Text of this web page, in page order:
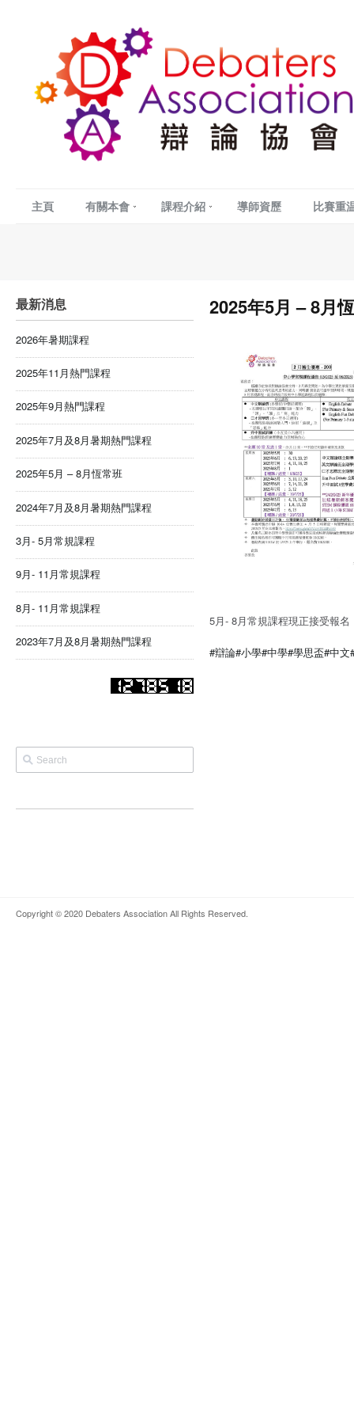
主頁 有關本會 課程介紹 導師資歷 比賽重
2025年5月 – 8月
5月- 8月常規課程現正接受報名
#辯論#小學#中學#學思盃#中文
最新消息
2026年暑期課程
2025年11月熱門課程
2025年9月熱門課程
2025年7月及8月暑期熱門課程
2025年5月 – 8月恆常班
2024年7月及8月暑期熱門課程
3月- 5月常規課程
9月- 11月常規課程
8月- 11月常規課程
2023年7月及8月暑期熱門課程
Copyright © 2020 Debaters AssociationAll Rights Reserved.